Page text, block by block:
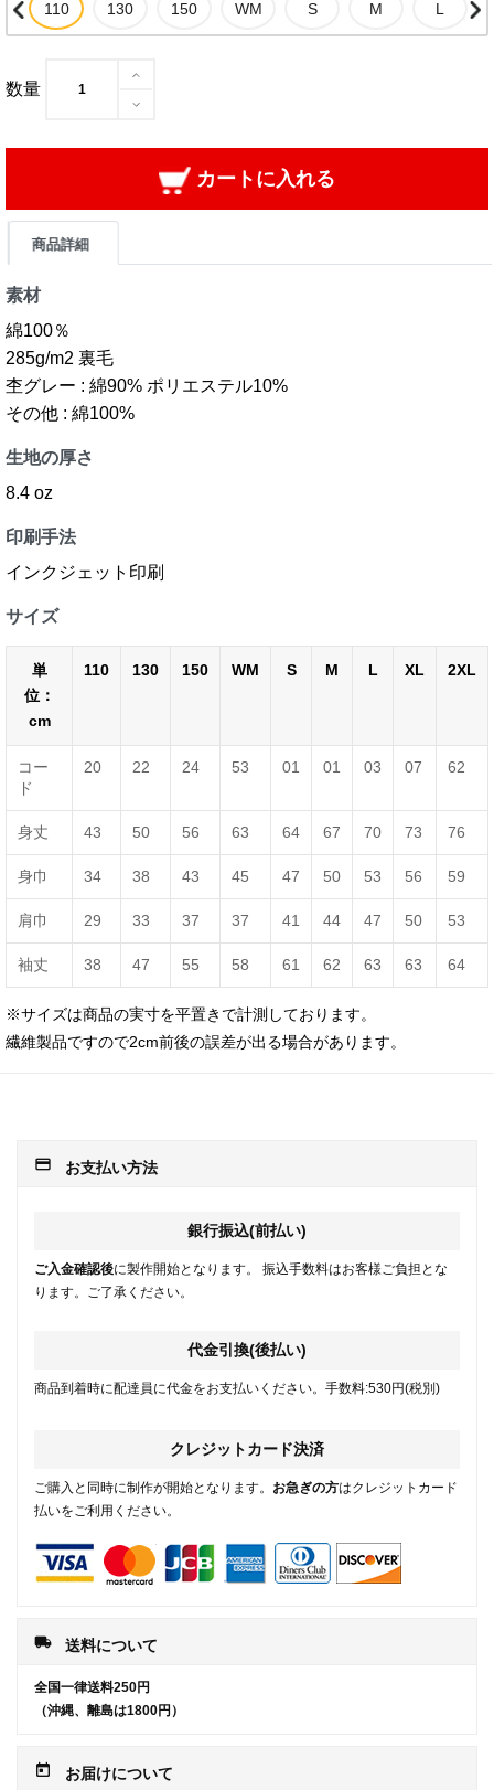
数量
カートに入れる
商品詳細
素材
綿100％
285g/m2 裏毛
杢グレー : 綿90% ポリエステル10%
その他 : 綿100%
生地の厚さ
8.4 oz
印刷手法
インクジェット印刷
サイズ
単
位：
cm
110 130 150 WM S M L XL 2XL
コー
ド
20 22 24 53 01 01 03 07 62
身丈 43 50 56 63 64 67 70 73 76
身巾 34 38 43 45 47 50 53 56 59
肩巾 29 33 37 37 41 44 47 50 53
袖丈 38 47 55 58 61 62 63 63 64
※サイズは商品の実寸を平置きで計測しております。
繊維製品ですので2cm前後の誤差が出る場合があります。
payment お支払い方法
銀行振込(前払い)
ご入金確認後に製作開始となります。 振込手数料はお客様ご負担とな
ります。ご了承ください。
代金引換(後払い)
商品到着時に配達員に代金をお支払いください。手数料:530円(税別)
クレジットカード決済
ご購入と同時に制作が開始となります。 お急ぎの方はクレジットカード
払いをご利用ください。
local_shipping 送料について
全国一律送料250円
（沖縄、離島は1800円）
today お届けについて